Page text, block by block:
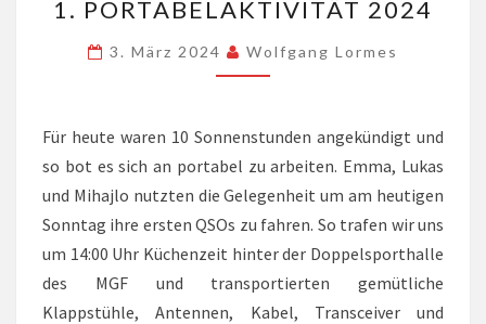
PORTABELAKTIVITÄT
2024
1. PORTABELAKTIVITÄT 2024
3. März 2024 Wolfgang Lormes
Für heute waren 10 Sonnenstunden angekündigt und
so bot es sich an portabel zu arbeiten. Emma, Lukas
und Mihajlo nutzten die Gelegenheit um am heutigen
Sonntag ihre ersten QSOs zu fahren. So trafen wir uns
um 14:00 Uhr Küchenzeit hinter der Doppelsporthalle
des MGF und transportierten gemütliche
Klappstühle, Antennen, Kabel, Transceiver und